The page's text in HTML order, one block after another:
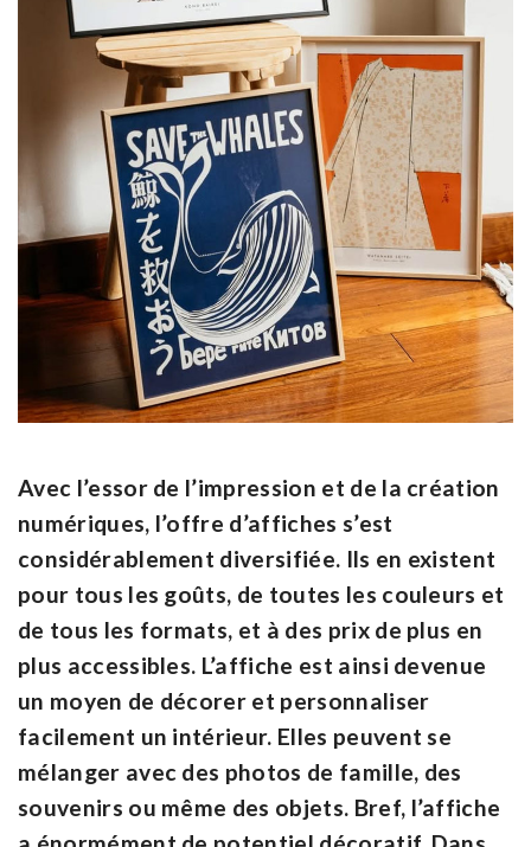
Avec l’essor de l’impression et de la création
numériques, l’offre d’affiches s’est
considérablement diversifiée. Ils en existent
pour tous les goûts, de toutes les couleurs et
de tous les formats, et à des prix de plus en
plus accessibles. L’affiche est ainsi devenue
un moyen de décorer et personnaliser
facilement un intérieur. Elles peuvent se
mélanger avec des photos de famille, des
souvenirs ou même des objets. Bref, l’affiche